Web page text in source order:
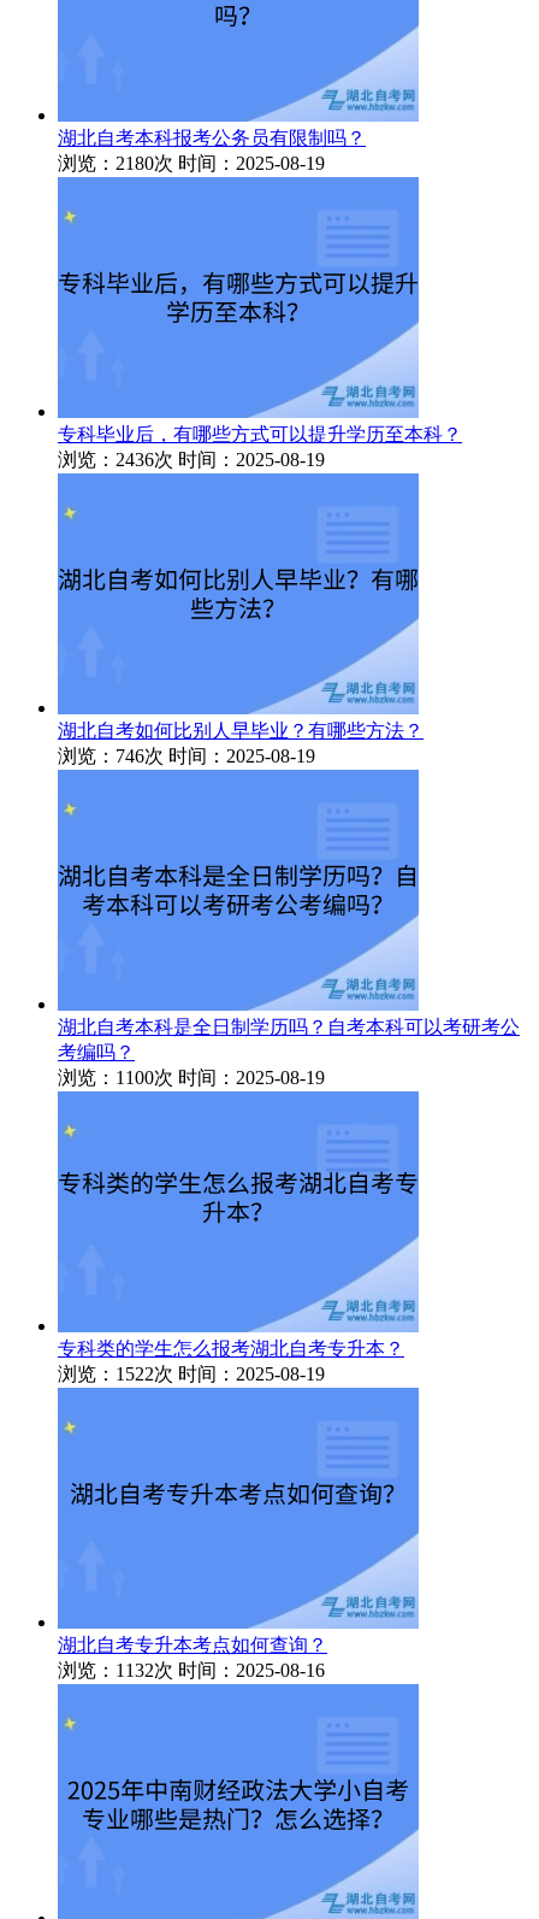
湖北自考本科报考公务员有限制吗？
浏览：2180次 时间：2025-08-19
专科毕业后，有哪些方式可以提升学历至本科？
浏览：2436次 时间：2025-08-19
湖北自考如何比别人早毕业？有哪些方法？
浏览：746次 时间：2025-08-19
湖北自考本科是全日制学历吗？自考本科可以考研考公
考编吗？
浏览：1100次 时间：2025-08-19
专科类的学生怎么报考湖北自考专升本？
浏览：1522次 时间：2025-08-19
湖北自考专升本考点如何查询？
浏览：1132次 时间：2025-08-16